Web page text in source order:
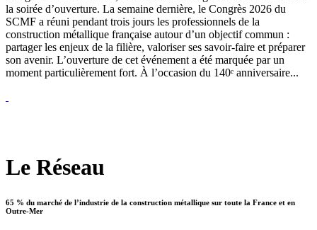
la soirée d’ouverture. La semaine dernière, le Congrès 2026 du
SCMF a réuni pendant trois jours les professionnels de la
construction métallique française autour d’un objectif commun :
partager les enjeux de la filière, valoriser ses savoir-faire et préparer
son avenir. L’ouverture de cet événement a été marquée par un
moment particulièrement fort. À l’occasion du 140ᵉ anniversaire...
Le Réseau
65 % du marché de l’industrie de la construction métallique sur toute la France et en
Outre-Mer